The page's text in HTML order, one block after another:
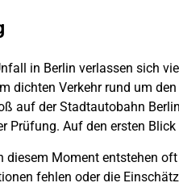
in Berlin verlassen sich
dichten Verkehr rund um
auf der Stadtautobahn Berlin
Prüfung. Auf den ersten
diesem Moment entstehen
fehlen oder die